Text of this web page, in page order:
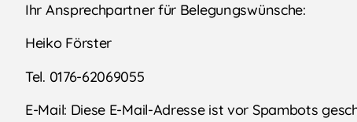
Ihr Ansprechpartner für Belegungswünsche:
Heiko Förster
Tel. 0176-62069055
E-Mail: Diese E-Mail-Adresse ist vor Spambots